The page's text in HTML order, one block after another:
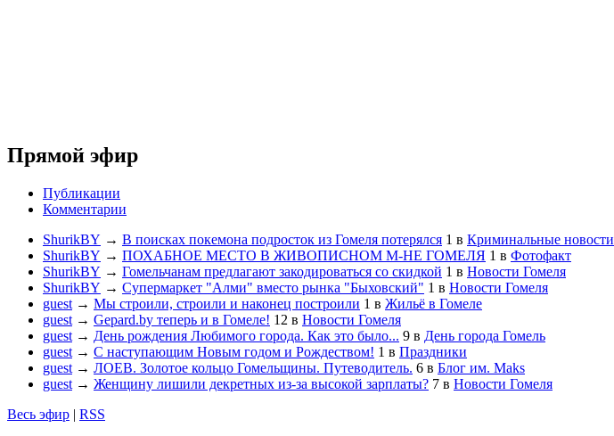
Прямой эфир
Публикации
Комментарии
ShurikBY → В поисках покемона подросток из Гомеля потерялся 1 в Криминальные новости
ShurikBY → ПОХАБНОЕ МЕСТО В ЖИВОПИСНОМ М-НЕ ГОМЕЛЯ 1 в Фотофакт
ShurikBY → Гомельчанам предлагают закодироваться со скидкой 1 в Новости Гомеля
ShurikBY → Супермаркет "Алми" вместо рынка "Быховский" 1 в Новости Гомеля
guest → Мы строили, строили и наконец построили 1 в Жильё в Гомеле
guest → Gepard.by теперь и в Гомеле! 12 в Новости Гомеля
guest → День рождения Любимого города. Как это было... 9 в День города Гомель
guest → С наступающим Новым годом и Рождеством! 1 в Праздники
guest → ЛОЕВ. Золотое кольцо Гомельщины. Путеводитель. 6 в Блог им. Maks
guest → Женщину лишили декретных из-за высокой зарплаты? 7 в Новости Гомеля
Весь эфир | RSS